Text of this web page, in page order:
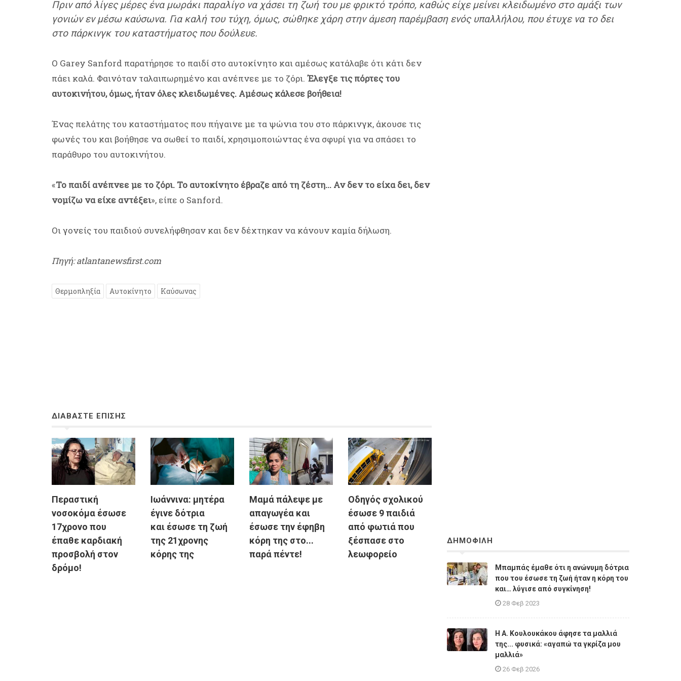
Πριν από λίγες μέρες ένα μωράκι παραλίγο να χάσει τη ζωή του με φρικτό τρόπο, καθώς είχε μείνει κλειδωμένο στο αμάξι των
γονιών εν μέσω καύσωνα. Για καλή του τύχη, όμως, σώθηκε χάρη στην άμεση παρέμβαση ενός υπαλλήλου, που έτυχε να το δει
στο πάρκινγκ του καταστήματος που δούλευε.
Ο Garey Sanford παρατήρησε το παιδί στο αυτοκίνητο και αμέσως κατάλαβε ότι κάτι δεν
πάει καλά. Φαινόταν ταλαιπωρημένο και ανέπνεε με το ζόρι. Έλεγξε τις πόρτες του
αυτοκινήτου, όμως, ήταν όλες κλειδωμένες. Αμέσως κάλεσε βοήθεια!
Ένας πελάτης του καταστήματος που πήγαινε με τα ψώνια του στο πάρκινγκ, άκουσε τις
φωνές του και βοήθησε να σωθεί το παιδί, χρησιμοποιώντας ένα σφυρί για να σπάσει το
παράθυρο του αυτοκινήτου.
«Το παιδί ανέπνεε με το ζόρι. Το αυτοκίνητο έβραζε από τη ζέστη... Αν δεν το είχα δει, δεν
νομίζω να είχε αντέξει», είπε ο Sanford.
Οι γονείς του παιδιού συνελήφθησαν και δεν δέχτηκαν να κάνουν καμία δήλωση.
Πηγή: atlantanewsfirst.com
Θερμοπληξία Αυτοκίνητο Καύσωνας
ΔΙΑΒΑΣΤΕ ΕΠΙΣΗΣ
Περαστική
νοσοκόμα έσωσε
17χρονο που
έπαθε καρδιακή
προσβολή στον
δρόμο!
Ιωάννινα: μητέρα
έγινε δότρια
και έσωσε τη ζωή
της 21χρονης
κόρης της
Μαμά πάλεψε με
απαγωγέα και
έσωσε την έφηβη
κόρη της στο...
παρά πέντε!
Οδηγός σχολικού
έσωσε 9 παιδιά
από φωτιά που
ξέσπασε στο
λεωφορείο
ΔΗΜΟΦΙΛΗ
Μπαμπάς έμαθε ότι η ανώνυμη δότρια
που του έσωσε τη ζωή ήταν η κόρη του
και… λύγισε από συγκίνηση!
28 Φεβ 2023
Η A. Κουλουκάκου άφησε τα μαλλιά
της... φυσικά: «αγαπώ τα γκρίζα μου
μαλλιά»
26 Φεβ 2026